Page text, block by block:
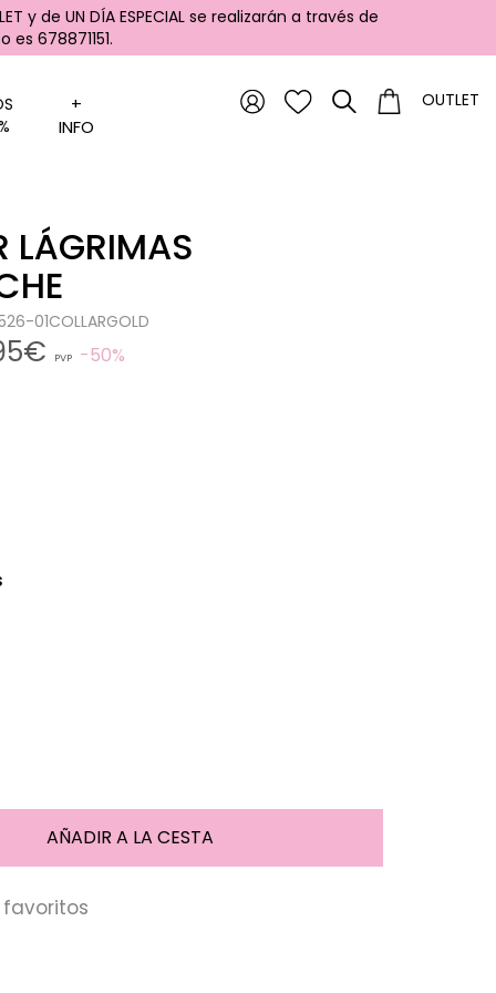
y de UN DÍA ESPECIAL se realizarán a través de
es 678871151.
OUTLET
+
INFO
LÁGRIMAS
01COLLARGOLD
PVP 50%